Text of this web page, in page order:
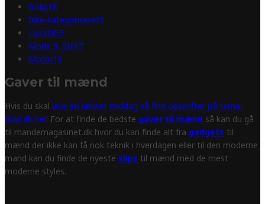
Bolig18
Ikke-kategoriseret5
Livsstil55
Mode & Stil17
Motor10
Gaver til mænd
Hvis du skal lave en lækker middag så find opskrifter på tema-
mad.dk her. For at finde de bedste gaver til mænd så kan du gå
til mandemagasinet.dk hvor du kan finde alt fra gadgets til
mænd der ikke kan få nok teknik i hverdagen eller til den moderne
mand kan du finde de nyeste slips til mænd med de mest
moderne styles.